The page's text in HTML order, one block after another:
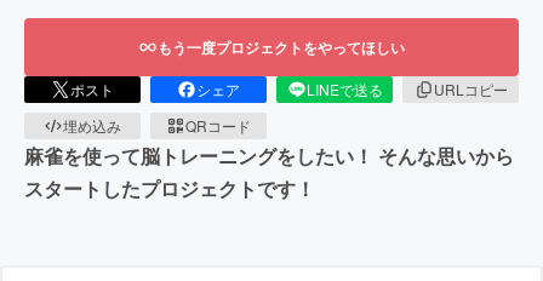
もう一度プロジェクトをやってほしい
ポスト シェア LINEで送る
URLコピー
埋め込み
QRコード
麻雀を使って脳トレーニングをしたい！ そんな思いから
スタートしたプロジェクトです！